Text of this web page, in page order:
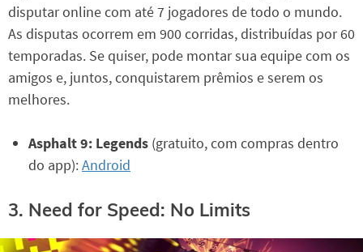
disputar online com até 7 jogadores de todo o mundo.
As disputas ocorrem em 900 corridas, distribuídas por 60
temporadas. Se quiser, pode montar sua equipe com os
amigos e, juntos, conquistarem prêmios e serem os
melhores.
Asphalt 9: Legends (gratuito, com compras dentro
do app):Android
3. Need for Speed: No Limits